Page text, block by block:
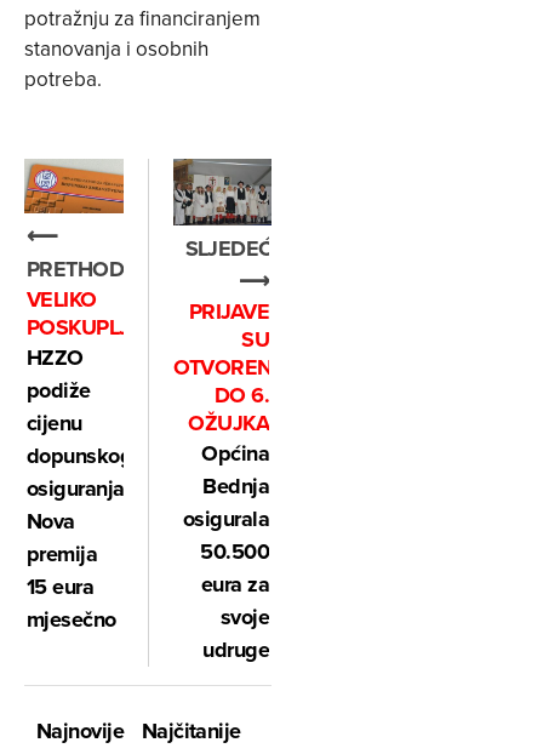
potražnju za financiranjem
stanovanja i osobnih
potreba.
⟵
PRETHODNO
VELIKO
POSKUPLJENJE
HZZO
podiže
cijenu
dopunskog
osiguranja:
Nova
premija
15 eura
mjesečno
SLJEDEĆE
⟶
PRIJAVE
SU
OTVORENE
DO 6.
OŽUJKA
Općina
Bednja
osigurala
50.500
eura za
svoje
udruge
Najnovije
Najčitanije